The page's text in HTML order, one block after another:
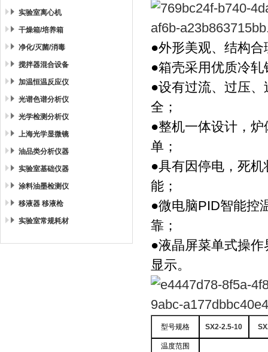
实验室离心机
干燥箱/培养箱
净化/灭菌/消毒
搅拌器混合设备
加温恒温反应仪
光谱色谱分析仪
光学检测分析仪
上海光学显微镜
油品类分析仪器
实验室基础仪器
涂料油墨检测仪
移液器 移液枪
实验室常规耗材
●外形美观、结构
●箱壳采用优质冷
●设有过流、过压
全；
●整机一体设计，
单；
●具有因停电，死
能；
●微电脑PID智能控
靠；
●液晶屏菜单式操作
显示。
型号规格 SX2-2.5-10
温度范围